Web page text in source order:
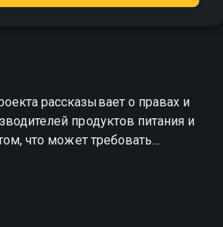
рассказывает о правах и
продуктов питания и
что может требовать
и торговой сети,